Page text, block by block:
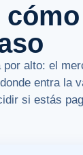
alto: el
entra la
si estás